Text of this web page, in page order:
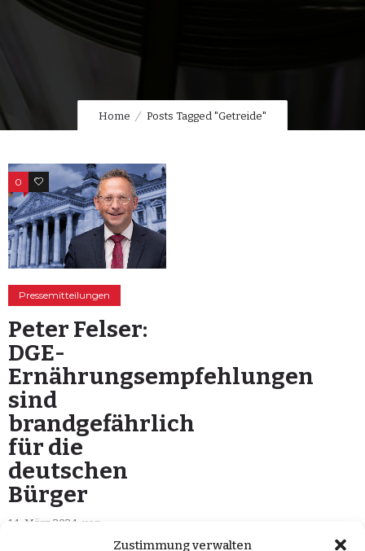
Zustimmung verwalten
Home Posts Tagged "Getreide"
0 0
Pressemitteilungen
Peter Felser:
DGE-
Ernährungsempfehlungen
sind
brandgefährlich
für die
deutschen
Bürger
14. März 2024 von